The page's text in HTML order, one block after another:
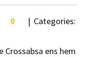
0
Categories:
Crossabsa ens hem